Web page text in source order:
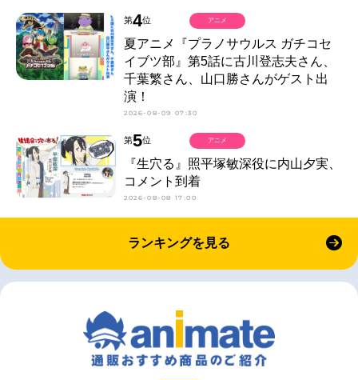
第4位
夏アニメ『プラノサウルス ガチコセ
イブツ部』第5話に古川登志夫さん、
千葉繁さん、山口勝さんがゲスト出
演！
2026-08-09 07:30
アニメ
第5位
『生穴る』照平塚敏深役に内山夕実、
コメント到着
2026-08-08 17:00
アニメ
ランキングを見る